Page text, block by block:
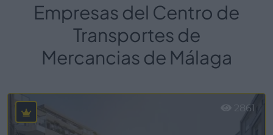
Empresas del Centro de
Transportes de
Mercancias de Málaga
2861